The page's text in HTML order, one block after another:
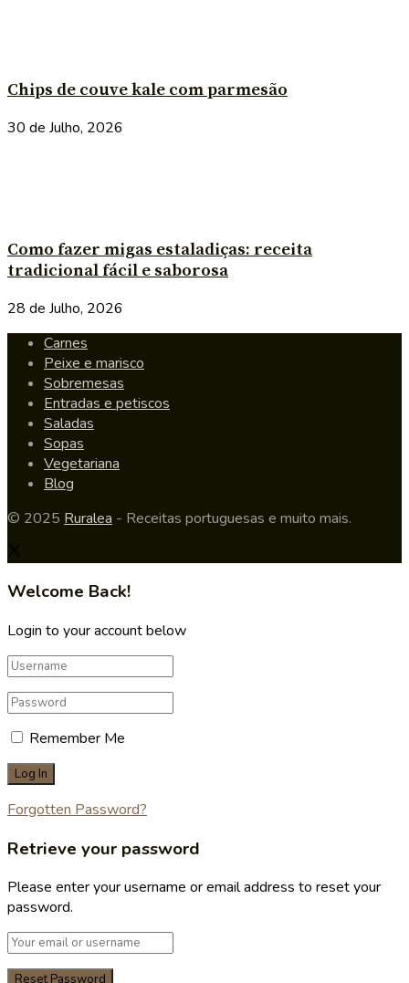
Chips de couve kale com parmesão
30 de Julho, 2026
Como fazer migas estaladiças: receita
tradicional fácil e saborosa
28 de Julho, 2026
Carnes
Peixe e marisco
Sobremesas
Entradas e petiscos
Saladas
Sopas
Vegetariana
Blog
© 2025 Ruralea - Receitas portuguesas e muito mais.
Welcome Back!
Login to your account below
Remember Me
Forgotten Password?
Retrieve your password
Please enter your username or email address to reset your
password.